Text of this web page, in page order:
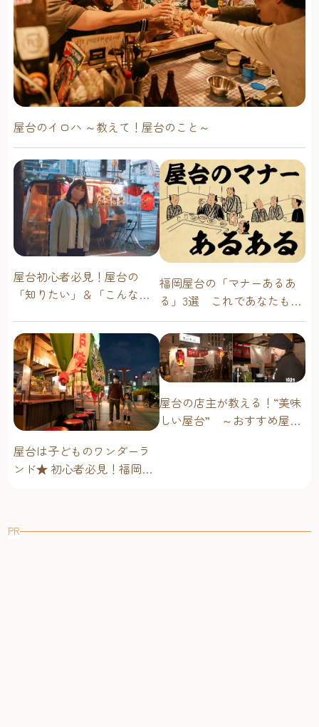
屋台のイロハ ～教えて！屋台のこと～
屋台初心者必見！屋台の
「知りたい」＆「こんな時
問に答えます！
福岡屋台の「マナーあるあ
る」3選 これであなたも屋
台通！
屋台は子どものワンダーラ
ンド★ 初心者必見！福岡博
屋台の店主が教える！“美味
しい屋台” ～おすすめ屋台
PR